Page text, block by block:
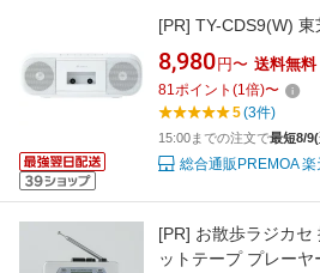
[PR] TY-CDS9(W)
8,980 円〜 送料無料
81ポイント (1倍)〜
5(3件)
15:00までの注文で最短8/
総合通販PREMOA
[PR] お散歩ラジカセ
ットテープ プレー